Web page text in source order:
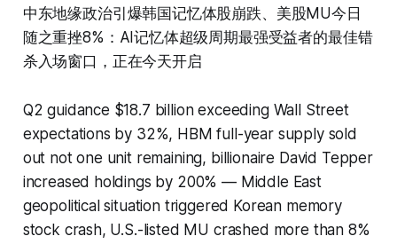
中东地缘政治引爆韩国记忆体股崩跌、美股MU今日
随之重挫8%：AI记忆体超级周期最强受益者的最佳错
杀入场窗口，正在今天开启
Q2 guidance $18.7 billion exceeding Wall Street
expectations by 32%, HBM full-year supply sold
out not one unit remaining, billionaire David Tepper
increased holdings by 200% — Middle East
geopolitical situation triggered Korean memory
stock crash, U.S.-listed MU crashed more than 8%